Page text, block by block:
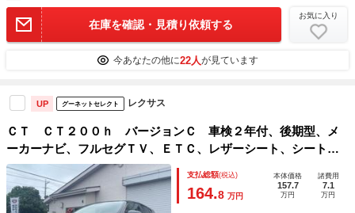
在庫を確認・見積り依頼する
お気に入り
今あなたの他に22人が見ています
UP グーネットセレクト レクサス
ＣＴ ＣＴ２００ｈ バージョンＣ 車検２年付、後期型、メ
ーカーナビ、フルセグＴＶ、ＥＴＣ、レザーシート、シートヒ
ーター、パワーシート、パドルシフト、クリアランスソナー
支払総額(税込)
164.8 万円
本体価格
157.7
万円
諸費用
7.1
万円